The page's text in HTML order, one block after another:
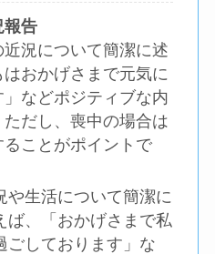
報告
況について簡潔に述
おかげさまで元気に
などポジティブな内
だし、喪中の場合は
ことがポイントで
や生活について簡潔に
ば、「おかげさまで私
ごしております」な